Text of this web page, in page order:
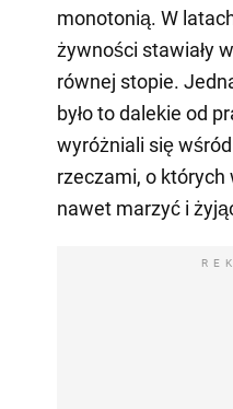
monotonią. W
żywności stawiały
równej stopie.
było to dalekie od
wyróżniali się
rzeczami, o których
nawet marzyć i